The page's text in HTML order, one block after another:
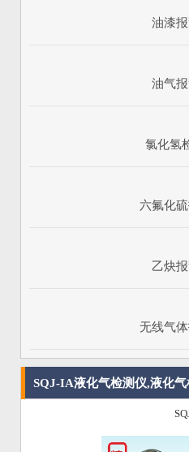
油漆
油气
氯化氢
六氟化
乙炔
无线气
SQJ-IA液化气检测仪,液化气